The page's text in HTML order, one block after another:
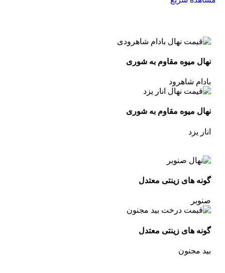
نهال میوه مقاوم به شوری
بادام شاهرود
نهال میوه مقاوم به شوری
انار یزد
گونه های زینتی معتدل
صنوبر
گونه های زینتی معتدل
بید مجنون